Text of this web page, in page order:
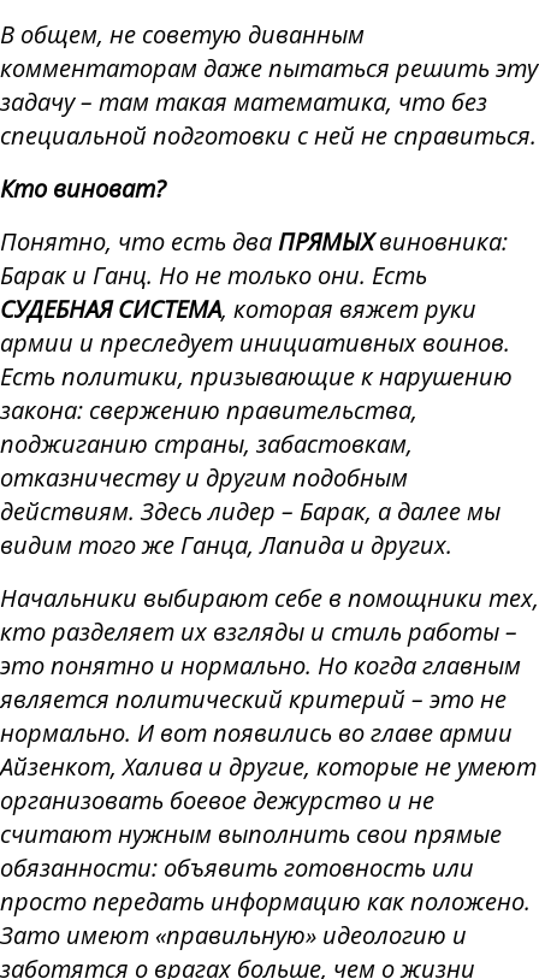
В общем, не советую диванным
комментаторам даже пытаться решить эту
задачу – там такая математика, что без
специальной подготовки с ней не справиться.
Кто виноват?
Понятно, что есть дваПРЯМЫХвиновника:
Барак и Ганц. Но не только они. Есть
СУДЕБНАЯ СИСТЕМА, которая вяжет руки
армии и преследует инициативных воинов.
Есть политики, призывающие к нарушению
закона: свержению правительства,
поджиганию страны, забастовкам,
отказничеству и другим подобным
действиям. Здесь лидер – Барак, а далее мы
видим того же Ганца, Лапида и других.
Начальники выбирают себе в помощники тех,
кто разделяет их взгляды и стиль работы –
это понятно и нормально. Но когда главным
является политический критерий – это не
нормально. И вот появились во главе армии
Айзенкот, Халива и другие, которые не умеют
организовать боевое дежурство и не
считают нужным выполнить свои прямые
обязанности: объявить готовность или
просто передать информацию как положено.
Зато имеют «правильную» идеологию и
заботятся о врагах больше, чем о жизни